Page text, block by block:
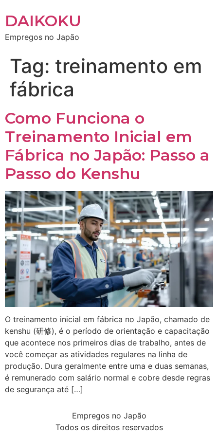
DAIKOKU
Empregos no Japão
Tag: treinamento em
fábrica
Como Funciona o
Treinamento Inicial em
Fábrica no Japão: Passo a
Passo do Kenshu
O treinamento inicial em fábrica no Japão, chamado de
kenshu (研修), é o período de orientação e capacitação
que acontece nos primeiros dias de trabalho, antes de
você começar as atividades regulares na linha de
produção. Dura geralmente entre uma e duas semanas,
é remunerado com salário normal e cobre desde regras
de segurança até […]
Empregos no Japão
Todos os direitos reservados